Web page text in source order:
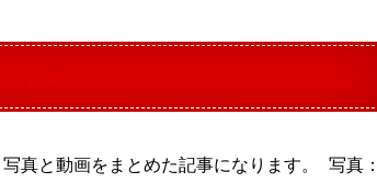
真と動画をまとめた記事になります。 写真：